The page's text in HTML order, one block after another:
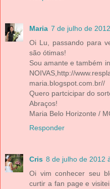
Maria 7 de julho de
Oi Lu, passando para
são ótimas!
Sou amante e também
NOIVAS,http://
maria.blogspot.com.br//
Quero partcicipar do
Abraços!
Maria Belo Horizonte /
Responder
Cris 8 de julho de 2012
Oi vim conhecer seu
curtir a fan page e